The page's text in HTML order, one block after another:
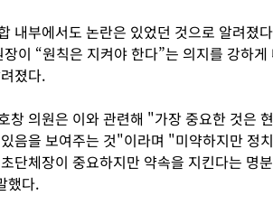
내부에서도 논란은 있었던 것으로 알려졌
이 “원칙은 지켜야 한다”는 의지를 강하
졌다.
창 의원은 이와 관련해 "가장 중요한 것은
음을 보여주는 것"이라며 "미약하지만 정
단체장이 중요하지만 약속을 지킨다는 명
했다.